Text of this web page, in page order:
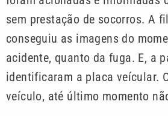
sem prestação de socorros. A
conseguiu as imagens do
acidente, quanto da fuga. E, a
identificaram a placa veícular.
veículo, até último momento